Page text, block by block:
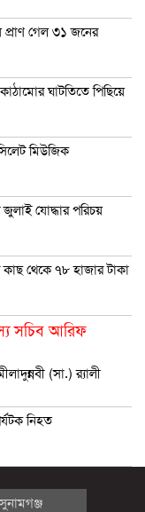
প্রাণ গেল ৩১ জনের
ঘাটতিতে পিছিয়ে
মিউজিক
জুলাই যোদ্ধার পরিচয়
কাছ থেকে ৭৮ হাজার টাকা
সচিব আরিফ
(সা.) র‌্যালী
নিহত